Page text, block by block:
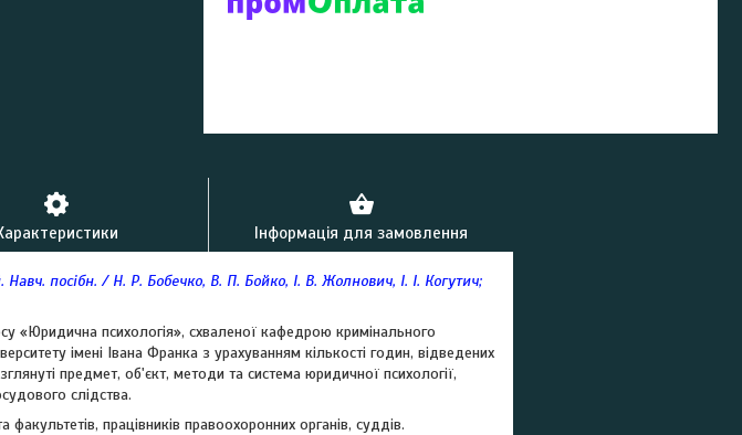
Інформація для замовлення
Навч. посібн. / Н. Р. Бобечко, В. П. Бойко, І. В. Жолнович, І. І. Когутич;
«Юридична психологія», схваленої кафедрою кримінального
імені Івана Франка з урахуванням кількості годин, відведених
предмет, об'єкт, методи та система юридичної психології,
слідства.
працівників правоохоронних органів, суддів.